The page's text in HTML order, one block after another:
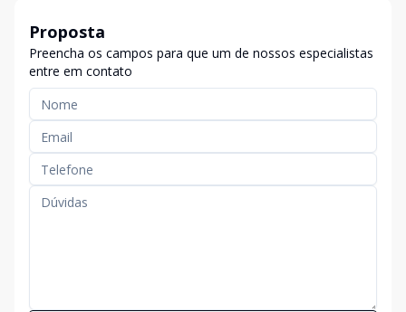
Proposta
Preencha os campos para que um de nossos especialistas
entre em contato